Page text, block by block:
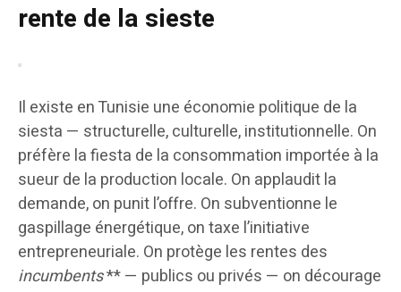
rente de la sieste
Il existe en Tunisie une économie politique de la
siesta — structurelle, culturelle, institutionnelle. On
préfère la fiesta de la consommation importée à la
sueur de la production locale. On applaudit la
demande, on punit l’offre. On subventionne le
gaspillage énergétique, on taxe l’initiative
entrepreneuriale. On protège les rentes des
incumbents** — publics ou privés — on décourage